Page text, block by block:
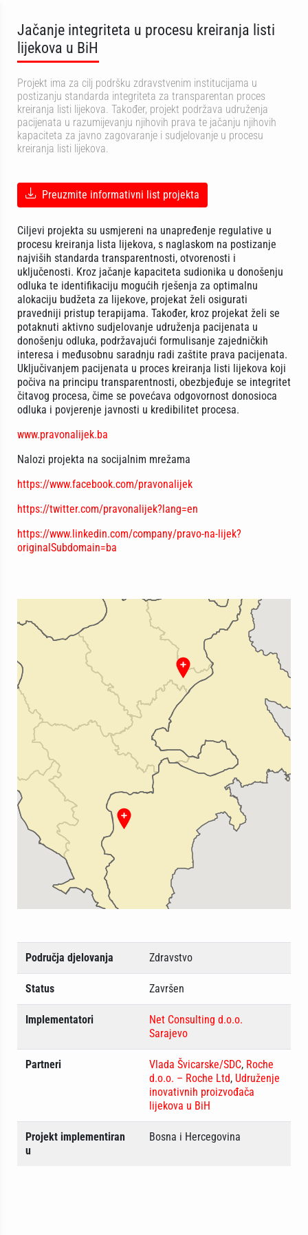
Jačanje integriteta u procesu kreiranja listi
lijekova u BiH
Projekt ima za cilj podršku zdravstvenim institucijama u
postizanju standarda integriteta za transparentan proces
kreiranja listi lijekova. Također, projekt podržava udruženja
pacijenata u razumijevanju njihovih prava te jačanju njihovih
kapaciteta za javno zagovaranje i sudjelovanje u procesu
kreiranja listi lijekova.
Preuzmite informativni list projekta
Ciljevi projekta su usmjereni na unapređenje regulative u
procesu kreiranja lista lijekova, s naglaskom na postizanje
najviših standarda transparentnosti, otvorenosti i
uključenosti. Kroz jačanje kapaciteta sudionika u donošenju
odluka te identifikaciju mogućih rješenja za optimalnu
alokaciju budžeta za lijekove, projekat želi osigurati
pravedniji pristup terapijama. Također, kroz projekat želi se
potaknuti aktivno sudjelovanje udruženja pacijenata u
donošenju odluka, podržavajući formulisanje zajedničkih
interesa i međusobnu saradnju radi zaštite prava pacijenata.
Uključivanjem pacijenata u proces kreiranja listi lijekova koji
počiva na principu transparentnosti, obezbjeđuje se integritet
čitavog procesa, čime se povećava odgovornost donosioca
odluka i povjerenje javnosti u kredibilitet procesa.
www.pravonalijek.ba
Nalozi projekta na socijalnim mrežama
https://www.facebook.com/pravonalijek
https://twitter.com/pravonalijek?lang=en
https://www.linkedin.com/company/pravo-na-lijek?
originalSubdomain=ba
Područja djelovanja Zdravstvo
Status Završen
Implementatori
Net Consulting d.o.o.
Sarajevo
Partneri Vlada Švicarske/SDC, Roche
d.o.o. – Roche Ltd, Udruženje
inovativnih proizvođača
lijekova u BiH
Projekt implementiran
u
Bosna i Hercegovina